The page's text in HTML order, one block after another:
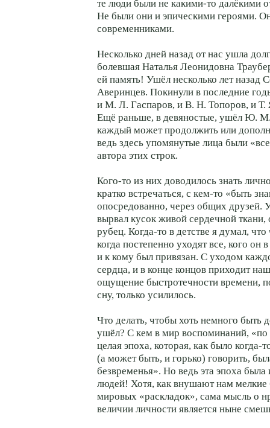
те люди были не какими-то далёкими
Не были они и эпическими героями.
современниками.
Несколько дней назад от нас ушла
болевшая Наталья Леонидовна
ей память! Ушёл несколько лет назад
Аверинцев. Покинули в последние
и М. Л. Гаспаров, и В. Н. Топоров, и Т.
Ещё раньше, в девяностые, ушёл Ю.
каждый может продолжить или
ведь здесь упомянутые лица были
автора этих строк.
Кого-то из них доводилось знать
кратко встречаться, с кем-то «быть
опосредованно, через общих друзей.
вырвал кусок живой сердечной ткани,
рубец. Когда-то в детстве я думал,
когда постепенно уходят все, кого он
и к кому был привязан. С уходом
сердца, и в конце концов приходит
ощущение быстротечности времени,
сну, только усилилось.
Что делать, чтобы хоть немного быть
ушёл? С кем в мир воспоминаний, «по
целая эпоха, которая, как было
(а может быть, и горько) говорить,
безвременья». Но ведь эта эпоха была
людей! Хотя, как внушают нам
мировых «раскладок», сама мысль о
величии личности является ныне